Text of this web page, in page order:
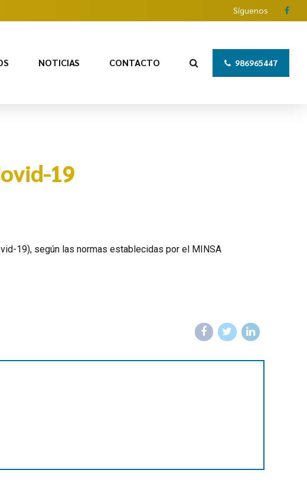
Síguenos
986965447
NOTICIAS CONTACTO
19
19), según las normas establecidas por el MINSA